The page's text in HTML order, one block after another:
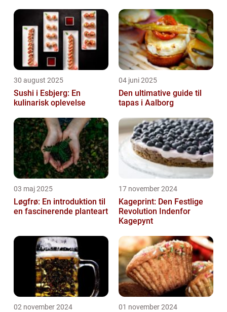
30 august 2025
Sushi i Esbjerg: En
kulinarisk oplevelse
04 juni 2025
Den ultimative guide til
tapas i Aalborg
03 maj 2025
Løgfrø: En introduktion til
en fascinerende planteart
17 november 2024
Kageprint: Den Festlige
Revolution Indenfor
Kagepynt
02 november 2024 01 november 2024